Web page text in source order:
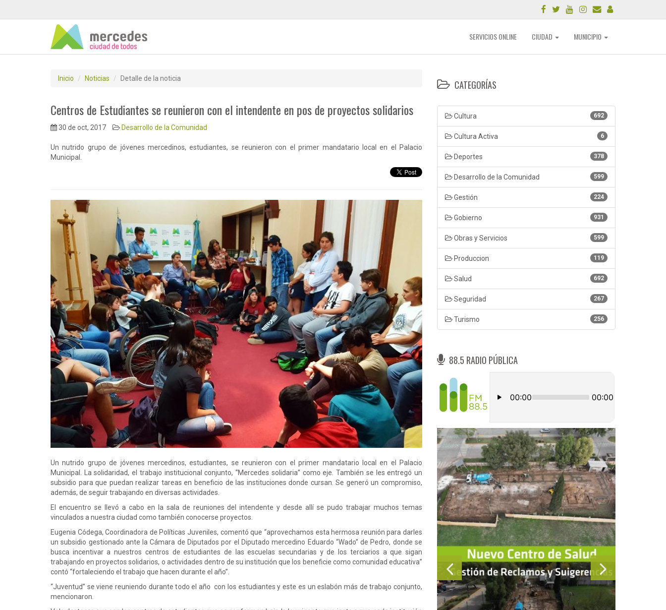
SERVICIOS ONLINE CIUDAD MUNICIPIO
Inicio Noticias Detalle de la noticia
Centros de Estudiantes se reunieron con el intendente en pos de proyectos solidarios
30 de oct, 2017 Desarrollo de la Comunidad
Un nutrido grupo de jóvenes mercedinos, estudiantes, se reunieron con el primer mandatario local en el Palacio
Municipal.
Un nutrido grupo de jóvenes mercedinos, estudiantes, se reunieron con el primer mandatario local en el Palacio
Municipal. La solidaridad, el trabajo institucional conjunto, “Mercedes solidaria” como eje. También se les entregó un
subsidio para que puedan realizar tareas en beneficio de las instituciones donde cursan. Se generó un compromiso,
además, de seguir trabajando en diversas actividades.
El encuentro se llevó a cabo en la sala de reuniones del intendente y desde allí se pudo trabajar muchos temas
vinculados a nuestra ciudad como también conocerse proyectos.
Eugenia Códega, Coordinadora de Políticas Juveniles, comentó que “aprovechamos esta hermosa reunión para darles
un subsidio gestionado ante la Cámara de Diputados por el Diputado mercedino Eduardo “Wado” de Pedro, donde se
busca incentivar a nuestros centros de estudiantes de las escuelas secundarias y de los terciarios a que sigan
trabajando en proyectos solidarios, o actividades dentro de su institución que los beneficie como comunidad educativa”
contó “fortaleciendo el trabajo que hacen durante el año”.
“Juventud” se viene reuniendo durante todo el año con los estudiantes y este es un eslabón más de trabajo conjunto,
mencionaron.
CATEGORÍAS
692
Cultura
6
Cultura Activa
378
Deportes
599
Desarrollo de la Comunidad
224
Gestión
931
Gobierno
599
Obras y Servicios
119
Produccion
692
Salud
267
Seguridad
256
Turismo
88.5 RADIO PÚBLICA